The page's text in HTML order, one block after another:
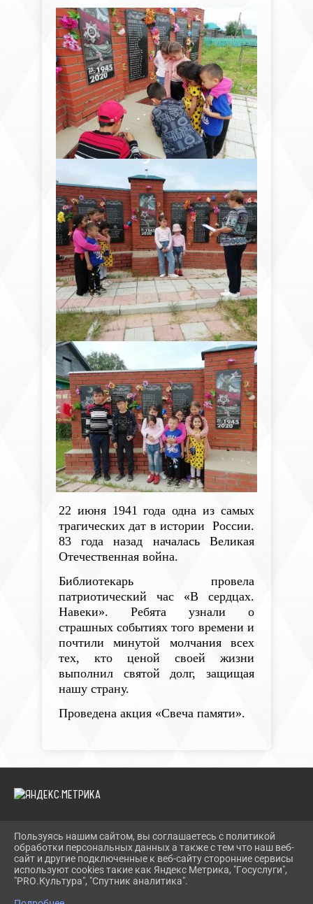
22 июня 1941 года одна из самых
трагических дат в истории России.
83 года назад началась Великая
Отечественная война.
Библиотекарь провела
патриотический час «В сердцах.
Навеки». Ребята узнали о
страшных событиях того времени и
почтили минутой молчания всех
тех, кто ценой своей жизни
выполнил святой долг, защищая
нашу страну.
Проведена акция «Свеча памяти».
2026 Г. TEVRIZLIB.RU
ВХОД
КАРТА САЙТА
ПОЛИТИКА ОБРАБОТКИ ПЕРСОНАЛЬНЫХ ДАННЫХ
Пользуясь нашим сайтом, вы соглашаетесь с политикой
обработки персональных данных а также с тем что наш веб-
сайт и другие подключенные к веб-сайту сторонние сервисы
используют cookies такие как Яндекс Метрика, "Госуслуги",
"PRO.Культура", "Спутник аналитика".